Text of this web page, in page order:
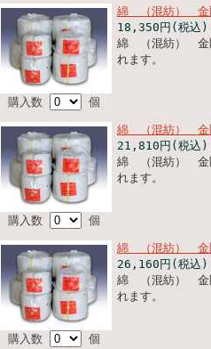
購入数 個
綿 （混紡）
18,350円(税込)
綿 （混紡） 金
れます。
購入数 個
綿 （混紡） 金
21,810円(税込)
綿 （混紡） 金
れます。
購入数 個
綿 （混紡） 金
26,160円(税込)
綿 （混紡） 金
れます。